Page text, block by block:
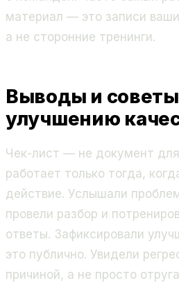
материал — это записи
а не сторонние тренинги.
Выводы и
улучшению
Чек-лист — не документ для
работает только тогда,
действие. Услышали
провели разбор и
ответы. Зафиксировали
это публично. Увидели
причиной, а не просто